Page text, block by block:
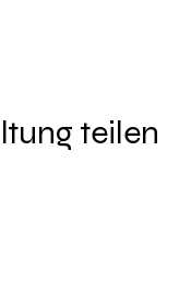
teilen